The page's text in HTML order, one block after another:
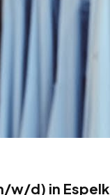
w/d) in